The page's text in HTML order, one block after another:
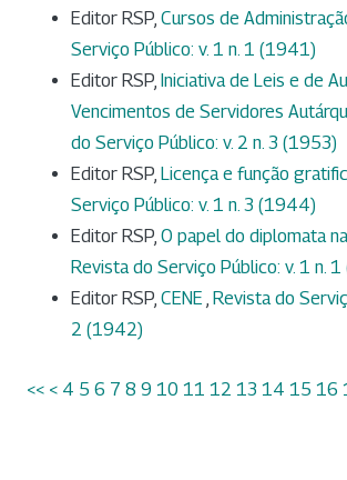
Editor RSP, Cursos de
Serviço Público: v. 1 n. 1 (1941)
Editor RSP, Iniciativa de Leis e de
Vencimentos de Servidores
do Serviço Público: v. 2 n. 3 (1953)
Editor RSP, Licença e função
Serviço Público: v. 1 n. 3 (1944)
Editor RSP, O papel do diplomata
Revista do Serviço Público: v. 1 n.
Editor RSP, CENE , Revista do
2 (1942)
<< < 4 5 6 7 8 9 10 11 12 13 14 15 16